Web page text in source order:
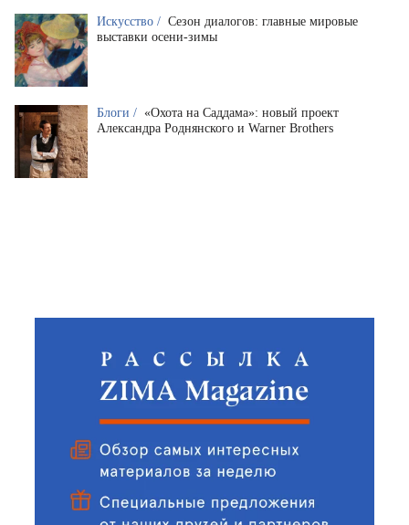
Искусство / Сезон диалогов: главные мировые
выставки осени-зимы
Блоги / «Охота на Саддама»: новый проект
Александра Роднянского и Warner Brothers